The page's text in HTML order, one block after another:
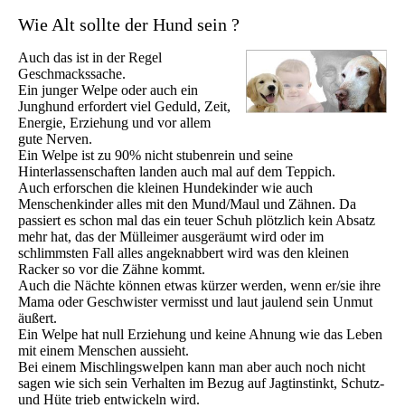
Wie Alt sollte der Hund sein ?
Auch das ist in der Regel
Geschmackssache.
Ein junger Welpe oder auch ein
Junghund erfordert viel Geduld, Zeit,
Energie, Erziehung und vor allem
gute Nerven.
Ein Welpe ist zu 90% nicht stubenrein und seine
Hinterlassenschaften landen auch mal auf dem Teppich.
Auch erforschen die kleinen Hundekinder wie auch
Menschenkinder alles mit den Mund/Maul und Zähnen. Da
passiert es schon mal das ein teuer Schuh plötzlich kein Absatz
mehr hat, das der Mülleimer ausgeräumt wird oder im
schlimmsten Fall alles angeknabbert wird was den kleinen
Racker so vor die Zähne kommt.
Auch die Nächte können etwas kürzer werden, wenn er/sie ihre
Mama oder Geschwister vermisst und laut jaulend sein Unmut
äußert.
Ein Welpe hat null Erziehung und keine Ahnung wie das Leben
mit einem Menschen aussieht.
Bei einem Mischlingswelpen kann man aber auch noch nicht
sagen wie sich sein Verhalten im Bezug auf Jagtinstinkt, Schutz-
und Hüte trieb entwickeln wird.